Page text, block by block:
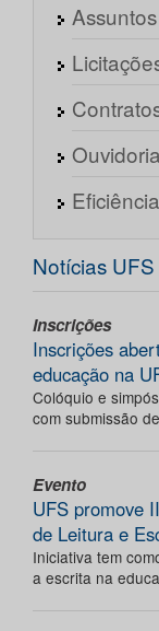
Ouvidoria
Notícias UFS
Inscrições
Inscrições
educação na
Colóquio e
com submissão
Evento
UFS promove
de Leitura e
Iniciativa tem
a escrita na